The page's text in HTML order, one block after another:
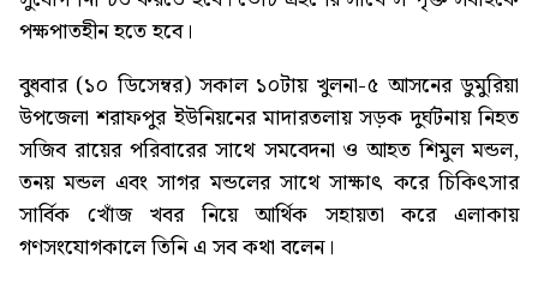
পক্ষপাতহীন হতে হবে।
বুধবার (১০ ডিসেম্বর) সকাল ১০টায় খুলনা-৫ আসনের ডুমুরিয়া
উপজেলা শরাফপুর ইউনিয়নের মাদারতলায় সড়ক দুর্ঘটনায় নিহত
সজিব রায়ের পরিবারের সাথে সমবেদনা ও আহত শিমুল মন্ডল,
তনয় মন্ডল এবং সাগর মন্ডলের সাথে সাক্ষাৎ করে চিকিৎসার
সার্বিক খোঁজ খবর নিয়ে আর্থিক সহায়তা করে এলাকায়
গণসংযোগকালে তিনি এ সব কথা বলেন।